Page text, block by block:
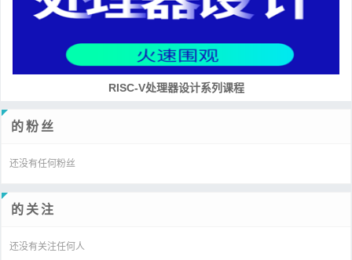
RISC-V处理器设计系列课程
的粉丝
还没有任何粉丝
的关注
还没有关注任何人